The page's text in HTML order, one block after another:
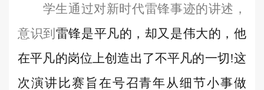
学生通过对新时代雷锋事迹的讲述，
意识到 雷锋是平凡的，却又是伟大的，他
在平凡的岗位上创造出了不平凡的一切!这
次演讲比赛旨在号召青年从细节小事做